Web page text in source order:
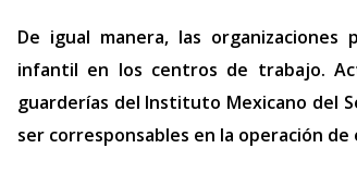
De igual manera, las organizaciones
infantil en los centros de trabajo.
guarderías del Instituto Mexicano del
ser corresponsables en la operación